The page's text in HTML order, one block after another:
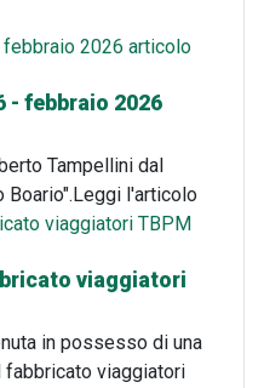
- febbraio 2026
Tampellini dal
Boario".Leggi l'articolo
viaggiatori
in possesso di una
viaggiatori